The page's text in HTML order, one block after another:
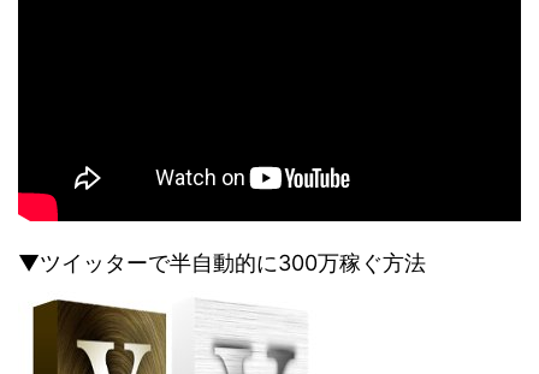
▼ツイッターで半自動的に300万稼ぐ方法